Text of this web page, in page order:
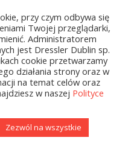
o brudnej służbie
zł
NEXT
przy czym odbywa się
Twojej przeglądarki,
Administratorem
jest Dressler Dublin sp.
cookie przetwarzamy
działania strony oraz w
na temat celów oraz
w naszej Polityce
Zezwól na wszystkie